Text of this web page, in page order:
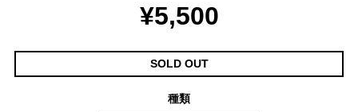
¥5,500
SOLD OUT
種類